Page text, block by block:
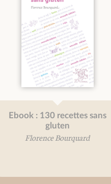
Ebook : 130 recettes sans
gluten
Florence Bourquard